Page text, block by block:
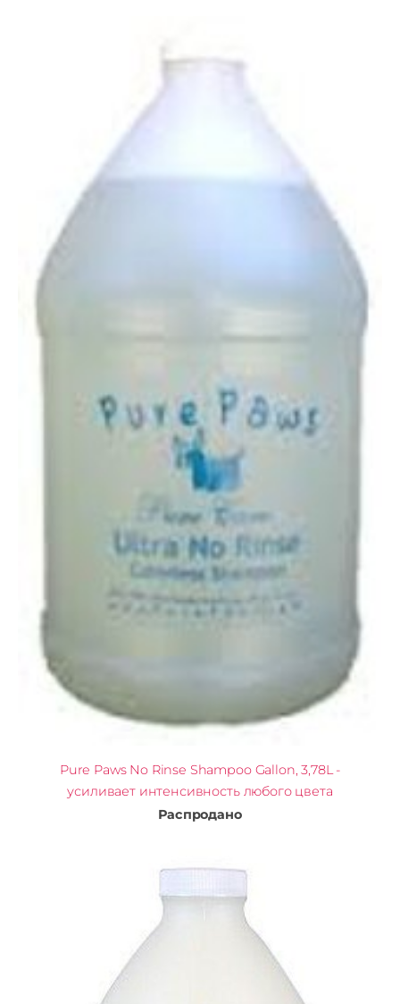
Pure Paws No Rinse Shampoo Gallon, 3,78L -
усиливает интенсивность любого цвета
Распродано